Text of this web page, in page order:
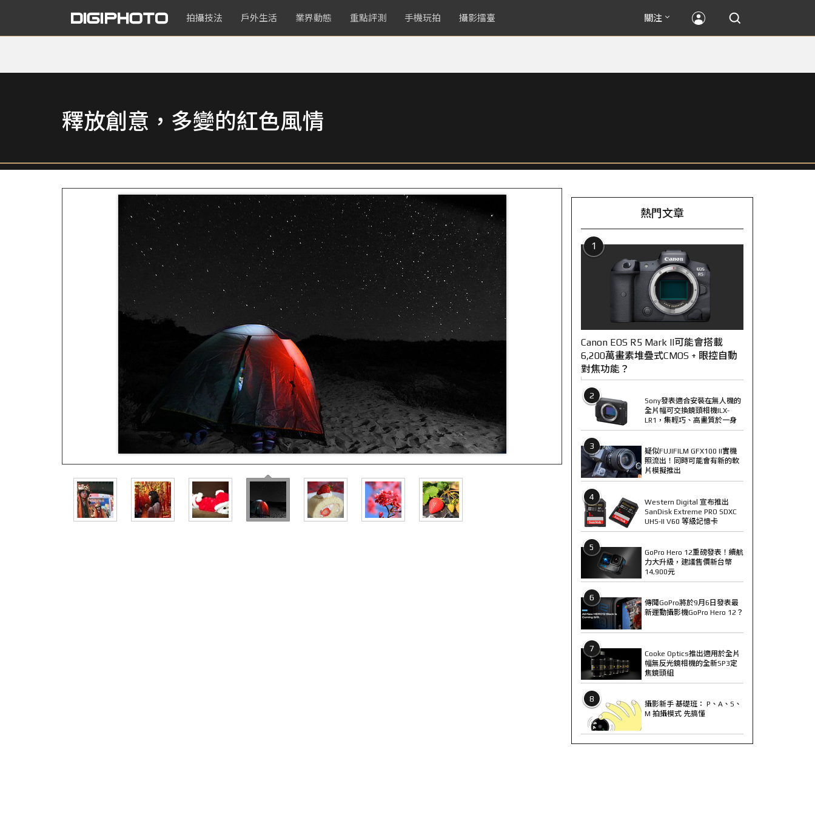
拍攝技法 戶外生活 業界動態 重點評測 手機玩拍 攝影擂臺 關注
釋放創意，多變的紅色風情
熱門文章
1
Canon EOS R5 Mark II可能會搭載
6,200萬畫素堆疊式CMOS + 眼控自動
對焦功能？
2
Sony發表適合安裝在無人機的
全片幅可交換鏡頭相機ILX-
LR1，集輕巧、高畫質於一身
3
疑似FUJIFILM GFX100 II實機
照流出！同時可能會有新的軟
片模擬推出
4
Western Digital 宣布推出
SanDisk Extreme PRO SDXC
UHS-II V60 等級記憶卡
5
GoPro Hero 12重磅發表！續航
力大升級，建議售價新台幣
14,900元
6
傳聞GoPro將於9月6日發表最
新運動攝影機GoPro Hero 12？
7
Cooke Optics推出適用於全片
幅無反光鏡相機的全新SP3定
焦鏡頭組
8
攝影新手 基礎班： P、A、S、
M 拍攝模式 先搞懂